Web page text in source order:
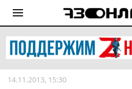
14.11.2013, 15:30